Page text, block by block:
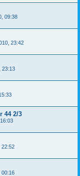
09:38
23:42
23:13
44 2/3
22:52
00:16